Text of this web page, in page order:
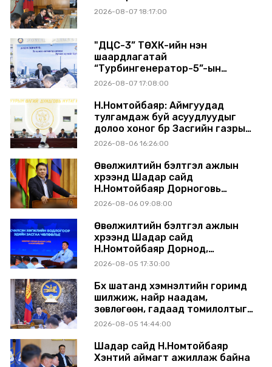
2026-08-07 18:17:00
"ДЦС-3” ТӨХК-ийн нэн
шаардлагатай
“Турбингенератор-5”-ын
шинэчлэлийн төсвийг
2026-08-07 17:08:00
Н.Номтойбаяр: Аймгуудад
тулгамдаж буй асуудлуудыг
долоо хоног бүр Засгийн газрын
хуралдаанд танилцуулж,
2026-08-06 16:26:00
Өвөлжилтийн бэлтгэл ажлын
хүрээнд Шадар сайд
Н.Номтойбаяр Дорноговь
аймагт ажиллав
2026-08-06 09:08:00
Өвөлжилтийн бэлтгэл ажлын
хүрээнд Шадар сайд
Н.Номтойбаяр Дорнод,
Сүхбаатар аймагт ажиллав
2026-08-05 17:30:00
Бүх шатанд хэмнэлтийн горимд
шилжиж, найр наадам,
зөвлөгөөн, гадаад томилолтыг
хориглолоо
2026-08-05 14:44:00
Шадар сайд Н.Номтойбаяр
Хэнтий аймагт ажиллаж байна